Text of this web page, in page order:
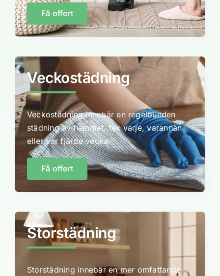
Få offert
Veckostädning
Veckostädning innebär en regelbunden
städning av hemmet, tex varje, varannan
eller var fjärde vecka.
Få offert
Storstädning
Storstädning innebär en mer omfattande